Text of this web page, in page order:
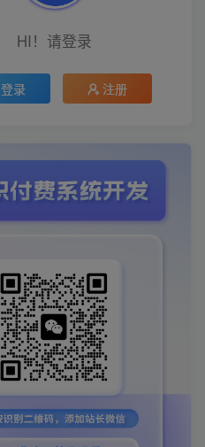
HI！请登录
登录 注册